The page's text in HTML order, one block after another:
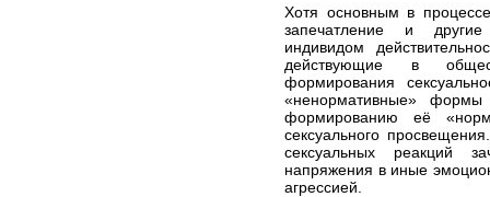
Хотя основным в
запечатление и другие
индивидом
действующие в
формирования
«ненормативные» формы
формированию её
сексуального просвещения
сексуальных реакций
напряжения в иные
агрессией